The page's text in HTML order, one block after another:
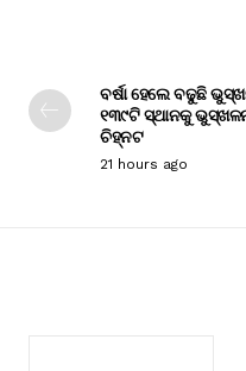
ବର୍ଷା ହେଲେ ବଢୁଛି
୧୩୯ଟି ସ୍ଥାନକୁ
ଚିହ୍ନଟ
21 hours ago